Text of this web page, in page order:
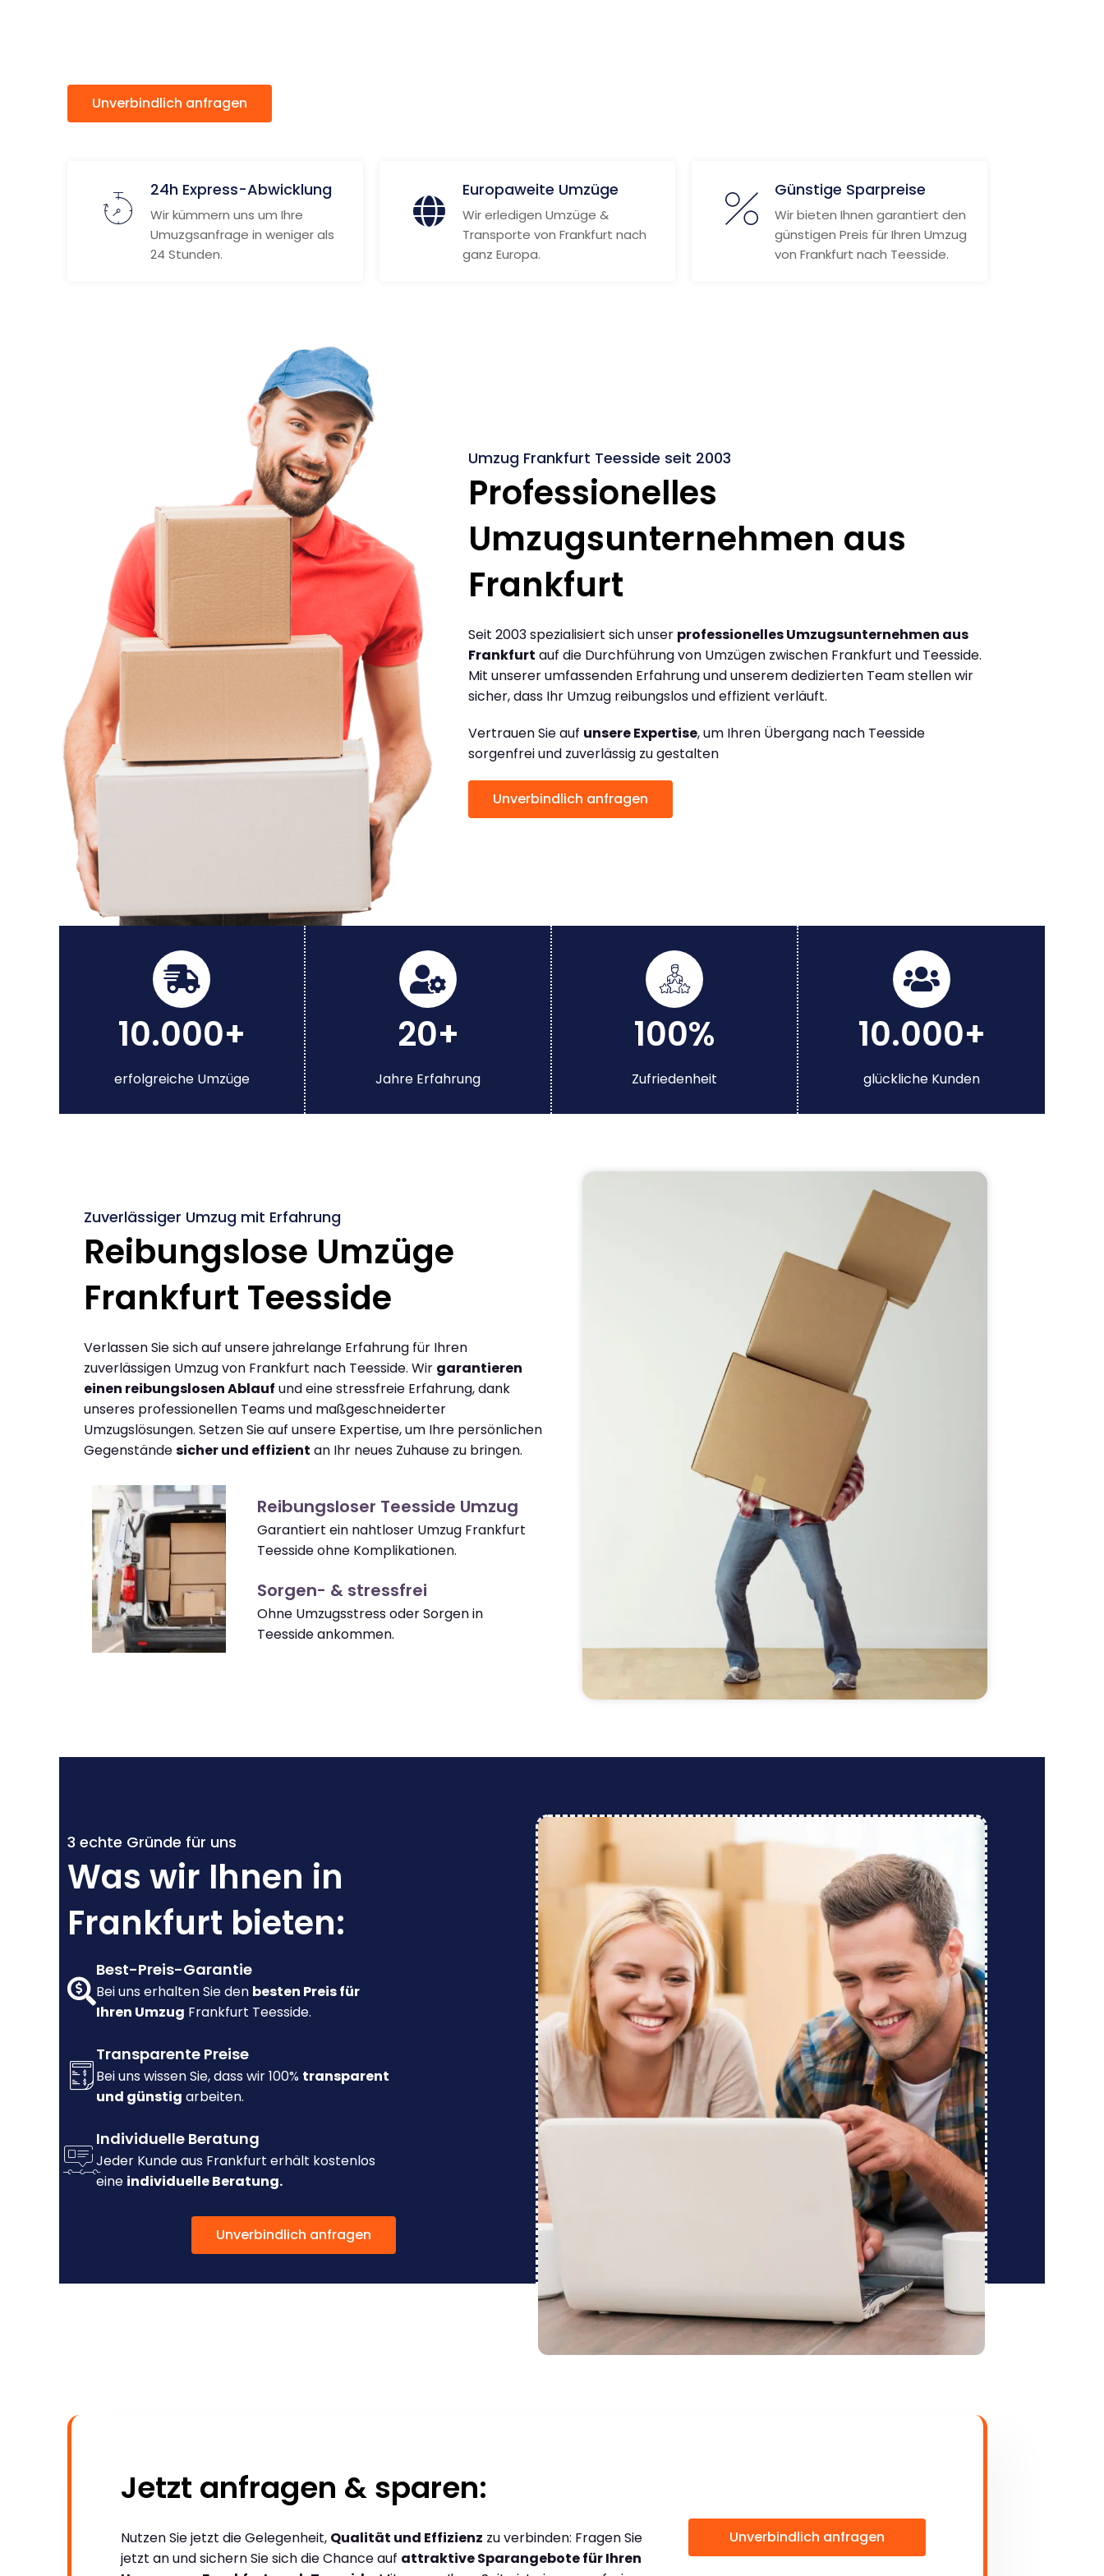
Unverbindlich anfragen
24h Express-Abwicklung
Wir kümmern uns um Ihre
Umuzgsanfrage in weniger als
24 Stunden.
Europaweite Umzüge
Wir erledigen Umzüge &
Transporte von Frankfurt nach
ganz Europa.
Günstige Sparpreise
Wir bieten Ihnen garantiert den
günstigen Preis für Ihren Umzug
von Frankfurt nach Teesside.
Umzug Frankfurt Teesside seit 2003
Professionelles
Umzugsunternehmen aus
Frankfurt
Seit 2003 spezialisiert sich unser professionelles Umzugsunternehmen aus
Frankfurt auf die Durchführung von Umzügen zwischen Frankfurt und Teesside.
Mit unserer umfassenden Erfahrung und unserem dedizierten Team stellen wir
sicher, dass Ihr Umzug reibungslos und effizient verläuft.
Vertrauen Sie auf unsere Expertise, um Ihren Übergang nach Teesside
sorgenfrei und zuverlässig zu gestalten
Unverbindlich anfragen
10.000+
erfolgreiche Umzüge
20+
Jahre Erfahrung
100%
Zufriedenheit
10.000+
glückliche Kunden
Zuverlässiger Umzug mit Erfahrung
Reibungslose Umzüge
Frankfurt Teesside
Verlassen Sie sich auf unsere jahrelange Erfahrung für Ihren
zuverlässigen Umzug von Frankfurt nach Teesside. Wir garantieren
einen reibungslosen Ablauf und eine stressfreie Erfahrung, dank
unseres professionellen Teams und maßgeschneiderter
Umzugslösungen. Setzen Sie auf unsere Expertise, um Ihre persönlichen
Gegenständesicher und effizient an Ihr neues Zuhause zu bringen.
Reibungsloser Teesside Umzug
Garantiert ein nahtloser Umzug Frankfurt
Teesside ohne Komplikationen.
Sorgen- & stressfrei
Ohne Umzugsstress oder Sorgen in
Teesside ankommen.
3 echte Gründe für uns
Was wir Ihnen in
Frankfurt bieten:
Best-Preis-Garantie
Bei uns erhalten Sie den besten Preis für
Ihren Umzug Frankfurt Teesside.
Transparente Preise
Bei uns wissen Sie, dass wir 100% transparent
und günstig arbeiten.
Individuelle Beratung
Jeder Kunde aus Frankfurt erhält kostenlos
eine individuelle Beratung.
Unverbindlich anfragen
Jetzt anfragen & sparen:
Nutzen Sie jetzt die Gelegenheit, Qualität und Effizienz zu verbinden: Fragen Sie
jetzt an und sichern Sie sich die Chance auf attraktive Sparangebote für Ihren
Unverbindlich anfragen